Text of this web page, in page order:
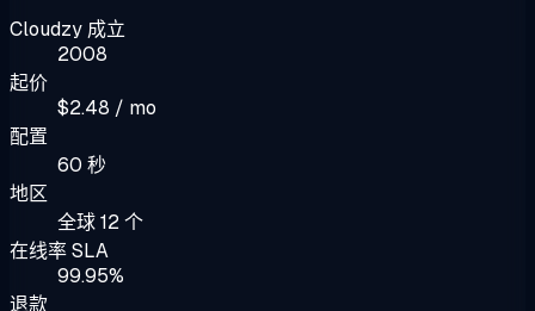
Cloudzy 成立
2008
起价
$2.48 / mo
配置
60 秒
地区
全球 12 个
在线率 SLA
99.95%
退款